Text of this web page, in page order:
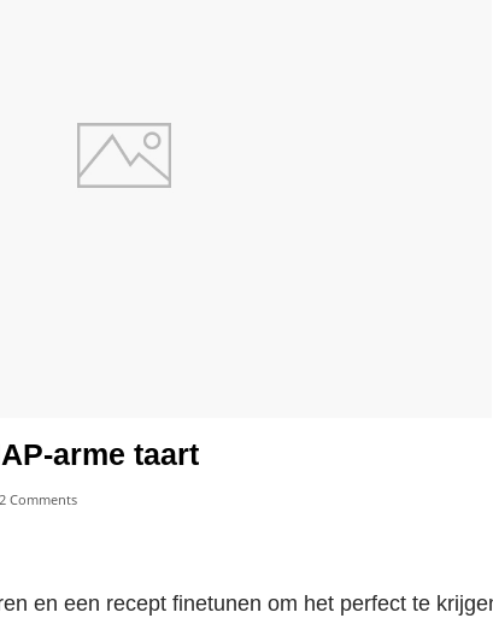
arme taart
2 Comments
en een recept finetunen om het perfect te